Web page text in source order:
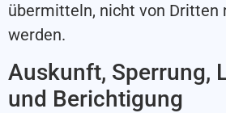
übermitteln, nicht von Dritten
werden.
Auskunft, Sperrung,
und Berichtigung